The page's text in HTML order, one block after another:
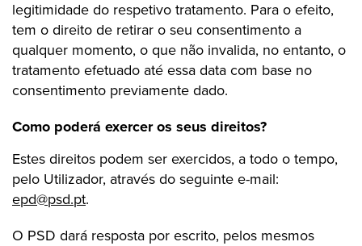
legitimidade do respetivo tratamento. Para o efeito,
tem o direito de retirar o seu consentimento a
qualquer momento, o que não invalida, no entanto, o
tratamento efetuado até essa data com base no
consentimento previamente dado.
Como poderá exercer os seus direitos?
Estes direitos podem ser exercidos, a todo o tempo,
pelo Utilizador, através do seguinte e-mail:
epd@psd.pt.
O PSD dará resposta por escrito, pelos mesmos